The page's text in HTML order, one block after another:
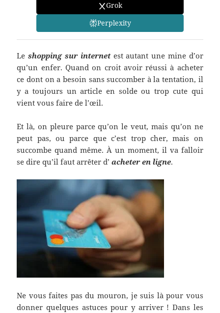
Grok
Perplexity
Leshopping sur internet est autant une mine d’or
qu’un enfer. Quand on croit avoir réussi à acheter
ce dont on a besoin sans succomber à la tentation, il
y a toujours un article en solde ou trop cute qui
vient vous faire de l’œil.
Et là, on pleure parce qu’on le veut, mais qu’on ne
peut pas, ou parce que c’est trop cher, mais on
succombe quand même. À un moment, il va falloir
se dire qu’il faut arrêter d’acheter en ligne.
Ne vous faites pas du mouron, je suis là pour vous
donner quelques astuces pour y arriver ! Dans les